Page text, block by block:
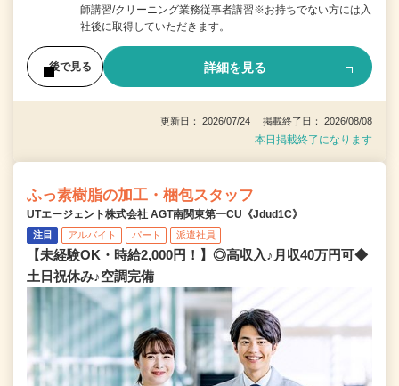
師講習/クリーニング業務従事者講習※お持ちでない方には入
社後に取得していただきます。
後で見る 詳細を見る
更新日： 2026/07/24 掲載終了日： 2026/08/08
本日掲載終了になります
ふっ素樹脂の加工・梱包スタッフ
UTエージェント株式会社 AGT南関東第一CU《Jdud1C》
注目 アルバイト パート 派遣社員
【未経験OK・時給2,000円！】◎高収入♪月収40万円可◆
土日祝休み♪空調完備